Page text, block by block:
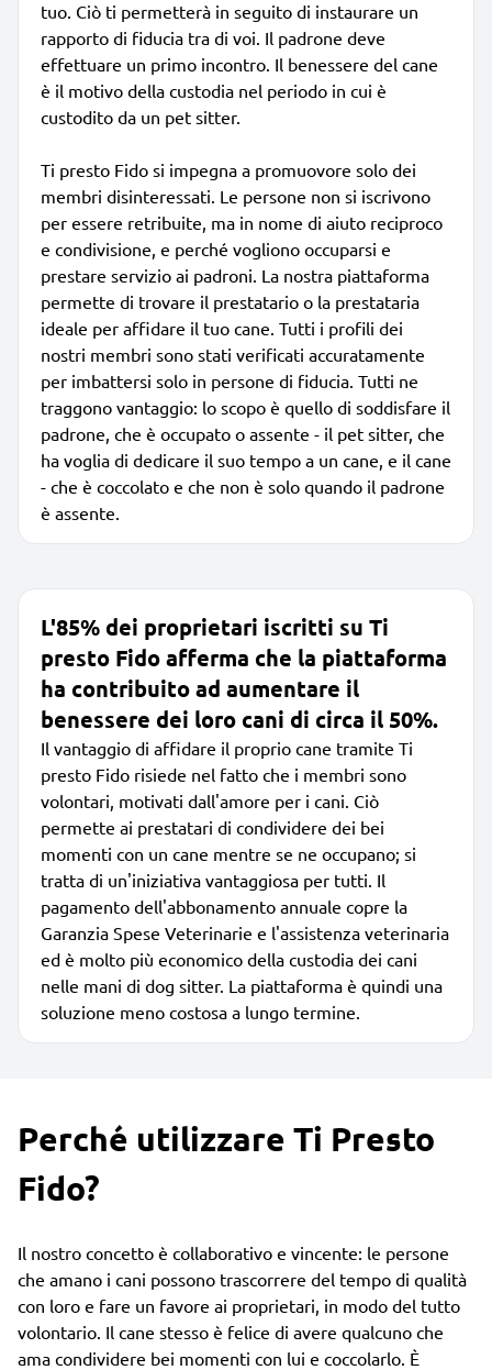
tuo. Ciò ti permetterà in seguito di instaurare un
rapporto di fiducia tra di voi. Il padrone deve
effettuare un primo incontro. Il benessere del cane
è il motivo della custodia nel periodo in cui è
custodito da un pet sitter.
Ti presto Fido si impegna a promuovore solo dei
membri disinteressati. Le persone non si iscrivono
per essere retribuite, ma in nome di aiuto reciproco
e condivisione, e perché vogliono occuparsi e
prestare servizio ai padroni. La nostra piattaforma
permette di trovare il prestatario o la prestataria
ideale per affidare il tuo cane. Tutti i profili dei
nostri membri sono stati verificati accuratamente
per imbattersi solo in persone di fiducia. Tutti ne
traggono vantaggio: lo scopo è quello di soddisfare il
padrone, che è occupato o assente - il pet sitter, che
ha voglia di dedicare il suo tempo a un cane, e il cane
- che è coccolato e che non è solo quando il padrone
è assente.
L'85% dei proprietari iscritti su Ti
presto Fido afferma che la piattaforma
ha contribuito ad aumentare il
benessere dei loro cani di circa il 50%.
Il vantaggio di affidare il proprio cane tramite Ti
presto Fido risiede nel fatto che i membri sono
volontari, motivati dall'amore per i cani. Ciò
permette ai prestatari di condividere dei bei
momenti con un cane mentre se ne occupano; si
tratta di un'iniziativa vantaggiosa per tutti. Il
pagamento dell'abbonamento annuale copre la
Garanzia Spese Veterinarie e l'assistenza veterinaria
ed è molto più economico della custodia dei cani
nelle mani di dog sitter. La piattaforma è quindi una
soluzione meno costosa a lungo termine.
Perché utilizzare Ti Presto
Fido?
Il nostro concetto è collaborativo e vincente: le persone
che amano i cani possono trascorrere del tempo di qualità
con loro e fare un favore ai proprietari, in modo del tutto
volontario. Il cane stesso è felice di avere qualcuno che
ama condividere bei momenti con lui e coccolarlo. È